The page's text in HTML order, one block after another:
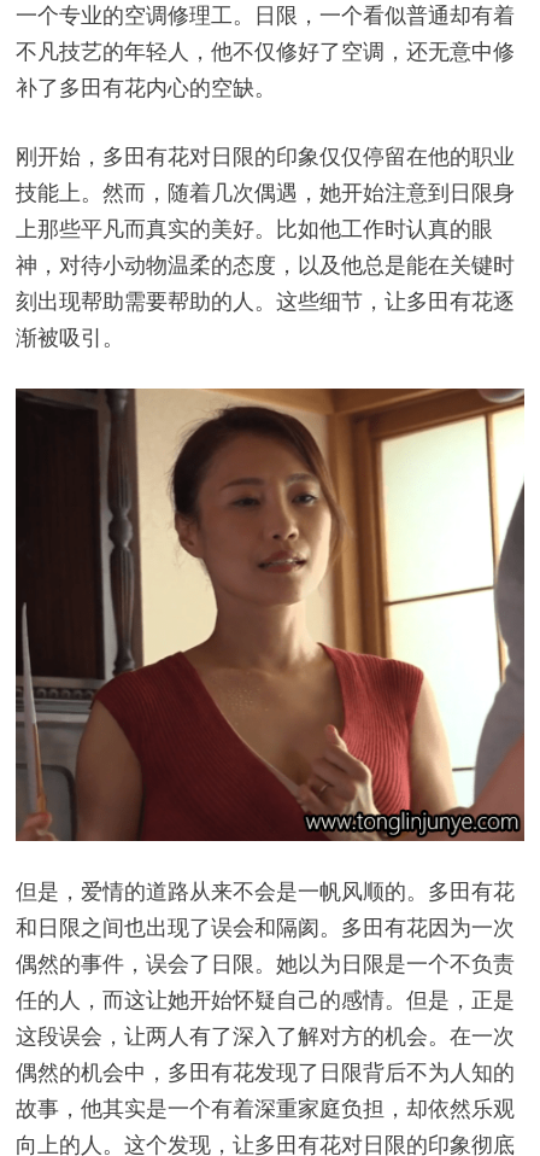
一个专业的空调修理工。日限，一个看似普通却有着
不凡技艺的年轻人，他不仅修好了空调，还无意中修
补了多田有花内心的空缺。
刚开始，多田有花对日限的印象仅仅停留在他的职业
技能上。然而，随着几次偶遇，她开始注意到日限身
上那些平凡而真实的美好。比如他工作时认真的眼
神，对待小动物温柔的态度，以及他总是能在关键时
刻出现帮助需要帮助的人。这些细节，让多田有花逐
渐被吸引。
但是，爱情的道路从来不会是一帆风顺的。多田有花
和日限之间也出现了误会和隔阂。多田有花因为一次
偶然的事件，误会了日限。她以为日限是一个不负责
任的人，而这让她开始怀疑自己的感情。但是，正是
这段误会，让两人有了深入了解对方的机会。在一次
偶然的机会中，多田有花发现了日限背后不为人知的
故事，他其实是一个有着深重家庭负担，却依然乐观
向上的人。这个发现，让多田有花对日限的印象彻底